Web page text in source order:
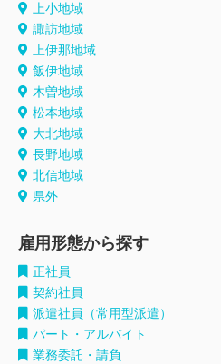
上小地域
諏訪地域
上伊那地域
飯伊地域
木曽地域
松本地域
大北地域
長野地域
北信地域
県外
雇用形態から探す
正社員
契約社員
派遣社員（常用型派遣）
パート・アルバイト
業務委託・請負